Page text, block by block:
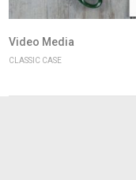
Video Media
CLASSIC CASE